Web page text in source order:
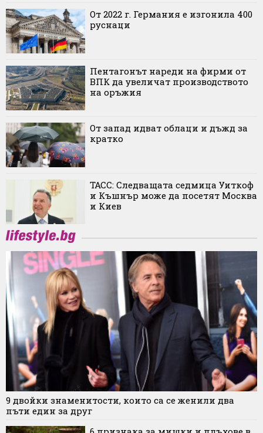
От 2022 г. Германия е изгонила 400
руснаци
Пентагонът нареди на фирми от
ВПК да увеличат производството
на оръжия
От запад идват облаци и дъжд за
кратко
ТАСС: Следващата седмица Уиткоф
и Къшнър може да посетят Москва
и Киев
9 двойки знаменитости, които са се женили два
пъти един за друг